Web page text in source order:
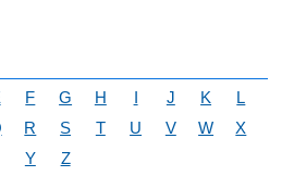
F G H I J K
L
R S T U V W
X
Y
Z